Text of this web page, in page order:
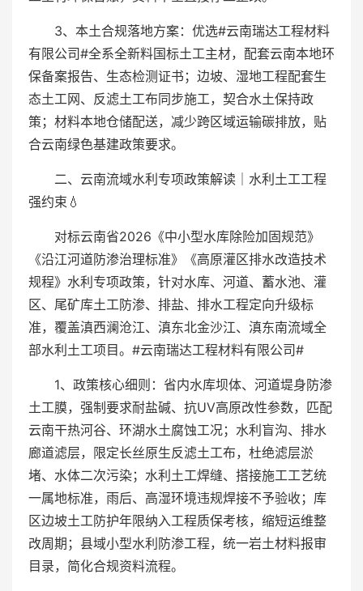
3、本土合规落地方案：优选#云南瑞达工程材料
有限公司#全系全新料国标土工主材，配套云南本地环
保备案报告、生态检测证书；边坡、湿地工程配套生
态土工网、反滤土工布同步施工，契合水土保持政
策；材料本地仓储配送，减少跨区域运输碳排放，贴
合云南绿色基建政策要求。
二、云南流域水利专项政策解读｜水利土工工程
强约束💧
对标云南省2026《中小型水库除险加固规范》
《沿江河道防渗治理标准》《高原灌区排水改造技术
规程》水利专项政策，针对水库、河道、蓄水池、灌
区、尾矿库土工防渗、排盐、排水工程定向升级标
准，覆盖滇西澜沧江、滇东北金沙江、滇东南流域全
部水利土工项目。#云南瑞达工程材料有限公司#
1、政策核心细则：省内水库坝体、河道堤身防渗
土工膜，强制要求耐盐碱、抗UV高原改性参数，匹配
云南干热河谷、环湖水土腐蚀工况；水利盲沟、排水
廊道滤层，限定长丝原生反滤土工布，杜绝滤层淤
堵、水体二次污染；水利土工焊缝、搭接施工工艺统
一属地标准，雨后、高湿环境违规焊接不予验收；库
区边坡土工防护年限纳入工程质保考核，缩短运维整
改周期；县域小型水利防渗工程，统一岩土材料报审
目录，简化合规资料流程。